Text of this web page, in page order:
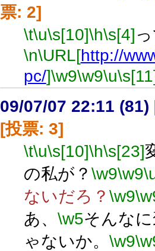
票: 2]
\t\u\s[10]\h\s[4]
\n\URL[http://
pc/]\w9\w9\u
09/07/07 22:11 (81)
[投票: 3]
\t\u\s[10]\h\s[23]
の私が？ \w9\w9
ないだろ？ \w9
あ、 \w5そんな
ゃないか。 \w9